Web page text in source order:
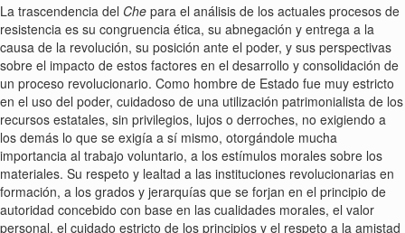
La trascendencia del Che para el análisis de los actuales procesos de
resistencia es su congruencia ética, su abnegación y entrega a la
causa de la revolución, su posición ante el poder, y sus perspectivas
sobre el impacto de estos factores en el desarrollo y consolidación de
un proceso revolucionario. Como hombre de Estado fue muy estricto
en el uso del poder, cuidadoso de una utilización patrimonialista de los
recursos estatales, sin privilegios, lujos o derroches, no exigiendo a
los demás lo que se exigía a sí mismo, otorgándole mucha
importancia al trabajo voluntario, a los estímulos morales sobre los
materiales. Su respeto y lealtad a las instituciones revolucionarias en
formación, a los grados y jerarquías que se forjan en el principio de
autoridad concebido con base en las cualidades morales, el valor
personal, el cuidado estricto de los principios y el respeto a la amistad